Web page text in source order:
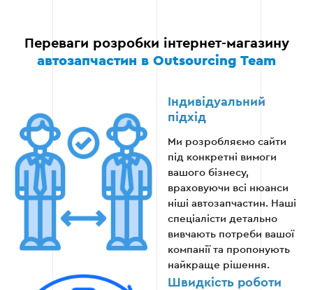
Переваги розробки інтернет-магазину
автозапчастин в Outsourcing Team
Індивідуальний
підхід
Ми розробляємо сайти
під конкретні вимоги
вашого бізнесу,
враховуючи всі нюанси
ніші автозапчастин. Наші
спеціалісти детально
вивчають потреби вашої
компанії та пропонують
найкраще рішення.
Швидкість роботи